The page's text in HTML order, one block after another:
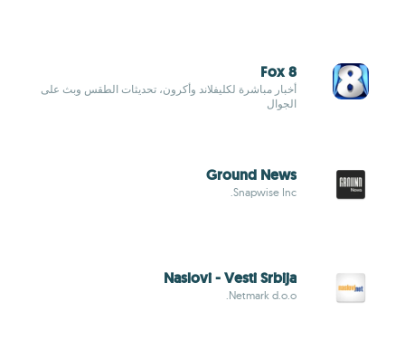
Fox 8
أخبار مباشرة لكليفلاند وأكرون، تحديثات الطقس وبث على
الجوال
Ground News
Snapwise Inc.
Naslovi - Vesti Srbija
Netmark d.o.o.